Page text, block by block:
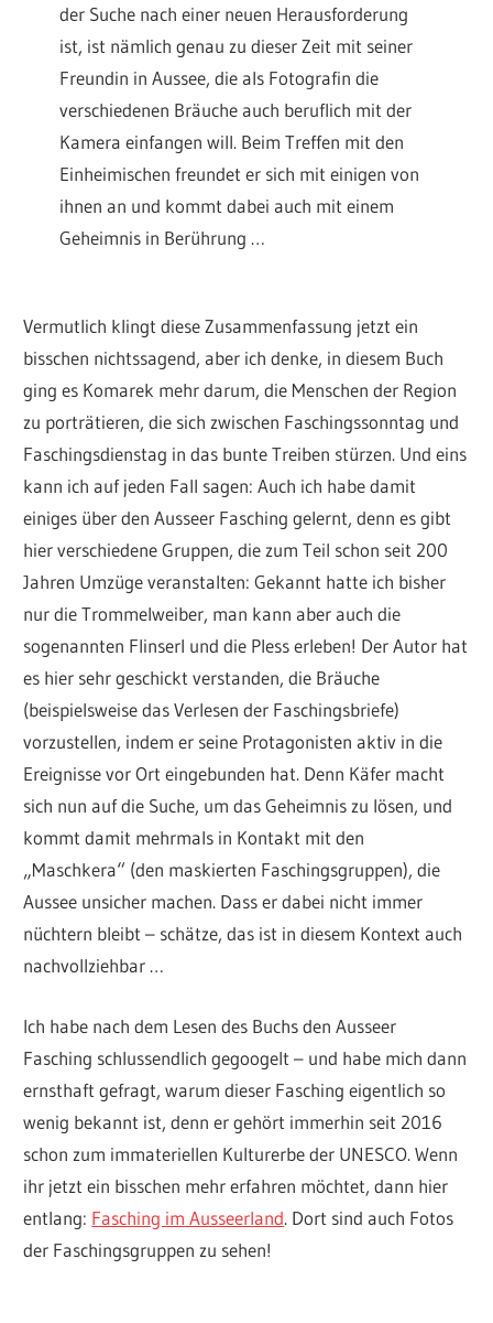
der Suche nach einer neuen Herausforderung
ist, ist nämlich genau zu dieser Zeit mit seiner
Freundin in Aussee, die als Fotografin die
verschiedenen Bräuche auch beruflich mit der
Kamera einfangen will. Beim Treffen mit den
Einheimischen freundet er sich mit einigen von
ihnen an und kommt dabei auch mit einem
Geheimnis in Berührung …
Vermutlich klingt diese Zusammenfassung jetzt ein
bisschen nichtssagend, aber ich denke, in diesem Buch
ging es Komarek mehr darum, die Menschen der Region
zu porträtieren, die sich zwischen Faschingssonntag und
Faschingsdienstag in das bunte Treiben stürzen. Und eins
kann ich auf jeden Fall sagen: Auch ich habe damit
einiges über den Ausseer Fasching gelernt, denn es gibt
hier verschiedene Gruppen, die zum Teil schon seit 200
Jahren Umzüge veranstalten: Gekannt hatte ich bisher
nur die Trommelweiber, man kann aber auch die
sogenannten Flinserl und die Pless erleben! Der Autor hat
es hier sehr geschickt verstanden, die Bräuche
(beispielsweise das Verlesen der Faschingsbriefe)
vorzustellen, indem er seine Protagonisten aktiv in die
Ereignisse vor Ort eingebunden hat. Denn Käfer macht
sich nun auf die Suche, um das Geheimnis zu lösen, und
kommt damit mehrmals in Kontakt mit den
„Maschkera“ (den maskierten Faschingsgruppen), die
Aussee unsicher machen. Dass er dabei nicht immer
nüchtern bleibt – schätze, das ist in diesem Kontext auch
nachvollziehbar …
Ich habe nach dem Lesen des Buchs den Ausseer
Fasching schlussendlich gegoogelt – und habe mich dann
ernsthaft gefragt, warum dieser Fasching eigentlich so
wenig bekannt ist, denn er gehört immerhin seit 2016
schon zum immateriellen Kulturerbe der UNESCO. Wenn
ihr jetzt ein bisschen mehr erfahren möchtet, dann hier
entlang: Fasching im Ausseerland. Dort sind auch Fotos
der Faschingsgruppen zu sehen!